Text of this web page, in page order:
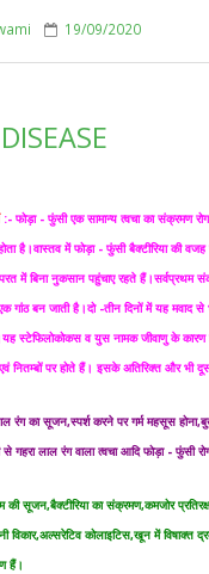
19/09/2020
:- फोड़ा - फुंसी एक सामान्य त्वचा का संक्रमण
है।वास्तव में फोड़ा - फुंसी बैक्टीरिया की
में बिना नुकसान पहुंचाए रहते हैं।सर्वप्रथम
गांठ बन जाती है।दो -तीन दिनों में यह मवाद
स्टेफिलोकोकस व युस नामक जीवाणु के कारण
नितम्बों पर होते हैं। इसके अतिरिक्त और भी
रंग का सूजन,स्पर्श करने पर गर्म महसूस
गहरा लाल रंग वाला त्वचा आदि फोड़ा - फुंसी
की सूजन,बैक्टीरिया का संक्रमण,कमजोर
विकार,अल्सरेटिव कोलाइटिस,खून में विषाक्त
हैं।